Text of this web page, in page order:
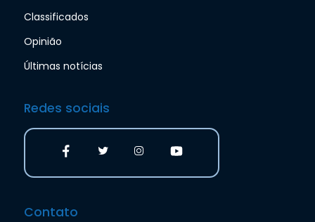
Classificados
Opinião
Últimas notícias
Redes sociais
Contato